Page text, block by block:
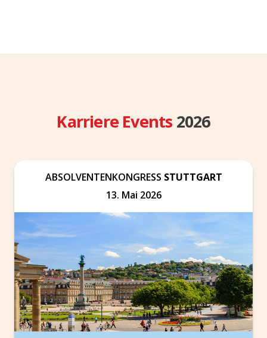
Karriere Events 2026
ABSOLVENTENKONGRESS STUTTGART
13. Mai 2026